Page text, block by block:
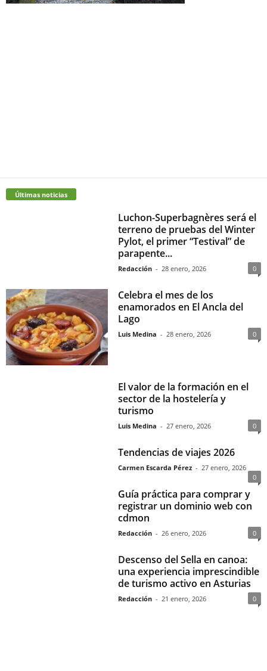
Últimas noticias
Luchon-Superbagnères será el
terreno de pruebas del Winter
Pylot, el primer “Testival” de
parapente...
Redacción - 28 enero, 2026 0
Celebra el mes de los
enamorados en El Ancla del
Lago
Luis Medina - 28 enero, 2026 0
El valor de la formación en el
sector de la hostelería y
turismo
Luis Medina - 27 enero, 2026 0
Tendencias de viajes 2026
Carmen Escarda Pérez - 27 enero, 2026
0
Guía práctica para comprar y
registrar un dominio web con
cdmon
Redacción - 26 enero, 2026 0
Descenso del Sella en canoa:
una experiencia imprescindible
de turismo activo en Asturias
Redacción - 21 enero, 2026 0